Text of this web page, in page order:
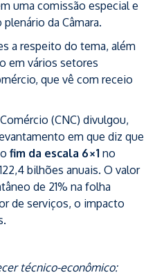
uma comissão especial e
da Câmara.
a respeito do tema, além
em vários setores
que vê com receio
(CNC) divulgou,
em que diz que
fim da escala 6×1 no
bilhões anuais. O valor
de 21% na folha
de serviços, o impacto
técnico-econômico: